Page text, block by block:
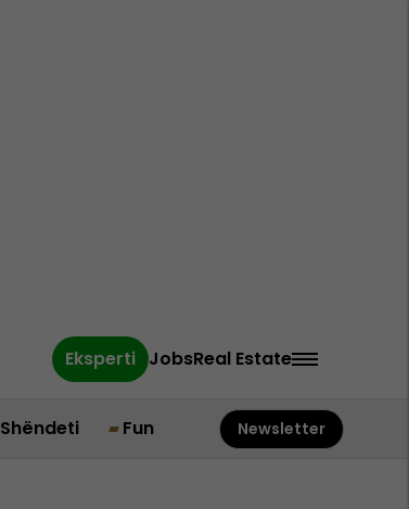
Eksperti JobsReal Estate
Shëndeti Fun Newsletter